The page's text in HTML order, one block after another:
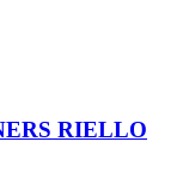
RIELLO